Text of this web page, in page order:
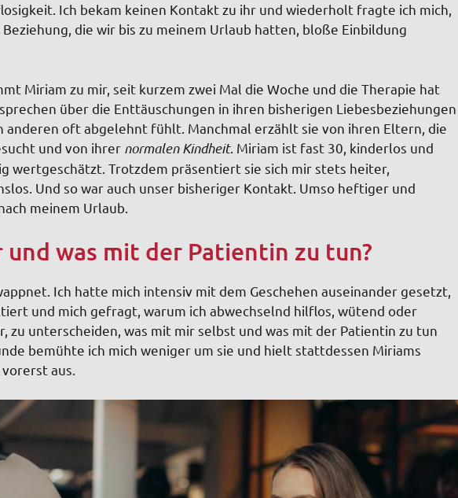
Ich bekam keinen Kontakt zu ihr und wiederholt fragte ich mich,
die wir bis zu meinem Urlaub hatten, bloße Einbildung
Miriam zu mir, seit kurzem zwei Mal die Woche und die Therapie hat
über die Enttäuschungen in ihren bisherigen Liebesbeziehungen
anderen oft abgelehnt fühlt. Manchmal erzählt sie von ihren Eltern, die
und von ihrer normalen Kindheit. Miriam ist fast 30, kinderlos und
wertgeschätzt. Trotzdem präsentiert sie sich mir stets heiter,
Und so war auch unser bisheriger Kontakt. Umso heftiger und
meinem Urlaub.
was mit der Patientin zu tun?
Ich hatte mich intensiv mit dem Geschehen auseinander gesetzt,
und mich gefragt, warum ich abwechselnd hilflos, wütend oder
zu unterscheiden, was mit mir selbst und was mit der Patientin zu tun
bemühte ich mich weniger um sie und hielt stattdessen Miriams
aus.